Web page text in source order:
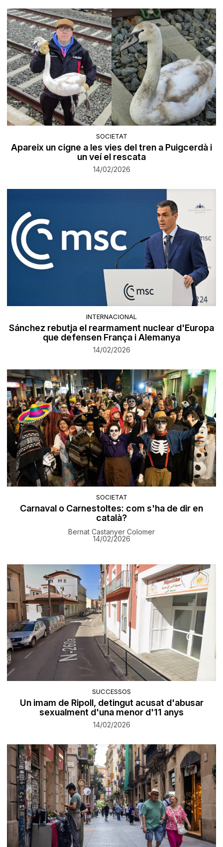
SOCIETAT
Apareix un cigne a les vies del tren a Puigcerdà i
un veí el rescata
14/02/2026
INTERNACIONAL
Sánchez rebutja el rearmament nuclear d'Europa
que defensen França i Alemanya
14/02/2026
SOCIETAT
Carnaval o Carnestoltes: com s'ha de dir en
català?
Bernat Castanyer Colomer
14/02/2026
SUCCESSOS
Un imam de Ripoll, detingut acusat d'abusar
sexualment d'una menor d'11 anys
14/02/2026